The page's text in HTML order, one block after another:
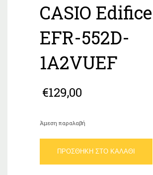
CASIO Edifice
EFR-552D-
1A2VUEF
€129,00
Άμεση παραλαβή
Edifice
EFR-
ΠΡΟΣΘΉΚΗ ΣΤΟ ΚΑΛΆΘΙ